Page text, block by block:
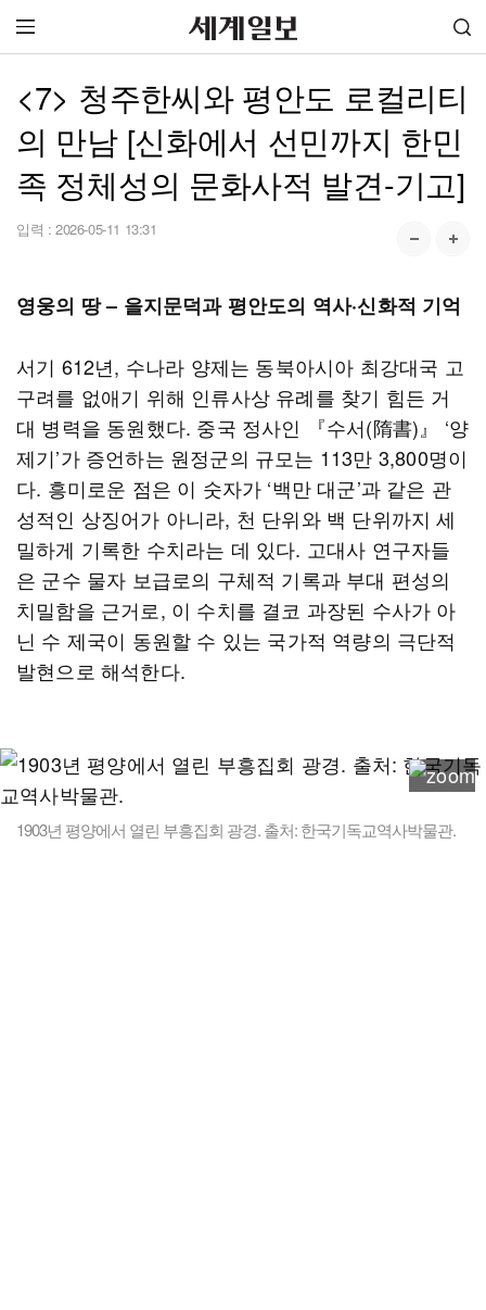
<7> 청주한씨와 평안도 로컬리티
의 만남 [신화에서 선민까지 한민
족 정체성의 문화사적 발견-기고]
입력 : 2026-05-11 13:31
영웅의 땅 – 을지문덕과 평안도의 역사·신화적 기억
서기 612년, 수나라 양제는 동북아시아 최강대국 고
구려를 없애기 위해 인류사상 유례를 찾기 힘든 거
대 병력을 동원했다. 중국 정사인 『수서(隋書)』 ‘양
제기’가 증언하는 원정군의 규모는 113만 3,800명이
다. 흥미로운 점은 이 숫자가 ‘백만 대군’과 같은 관
성적인 상징어가 아니라, 천 단위와 백 단위까지 세
밀하게 기록한 수치라는 데 있다. 고대사 연구자들
은 군수 물자 보급로의 구체적 기록과 부대 편성의
치밀함을 근거로, 이 수치를 결코 과장된 수사가 아
닌 수 제국이 동원할 수 있는 국가적 역량의 극단적
발현으로 해석한다.
1903년 평양에서 열린 부흥집회 광경. 출처: 한국기독교역사박물관.